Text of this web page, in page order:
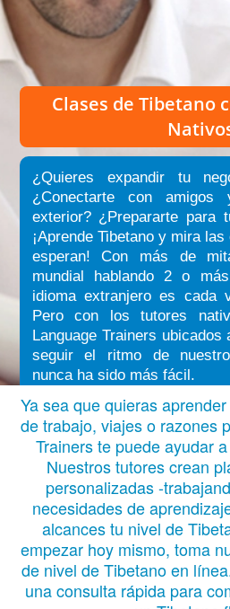
Clases de Tibetano
¿Quieres expandir tu
¿Conectarte con
exterior? ¿Prepararte para
¡Aprende Tibetano y mira
esperan! Con más de
mundial hablando 2 o
idioma extranjero es cada
Pero con los tutores
Language Trainers ubicados
seguir el ritmo de
nunca ha sido más fácil.
Ya sea que quieras
de trabajo, viajes o razones
Trainers te puede ayudar
Nuestros tutores crean
personalizadas -
necesidades de
alcances tu nivel de
empezar hoy mismo, toma
de nivel de Tibetano en
una consulta rápida para